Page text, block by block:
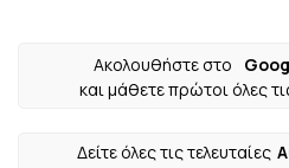
Ακολουθήστε στο
και μάθετε πρώτοι όλες
Δείτε όλες τις τελευταίες